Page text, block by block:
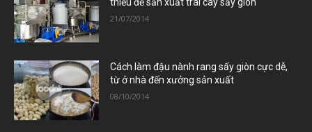
thiếu để sản xuất trái cây sấy giòn
21/07/2014
Cách làm đậu nành rang sấy giòn cực dễ,
từ ở nhà đến xưởng sản xuất
08/10/2014